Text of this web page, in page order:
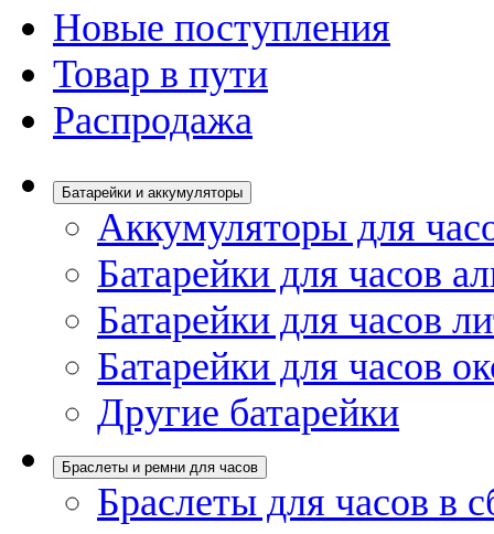
Новые поступления
Товар в пути
Распродажа
Батарейки и аккумуляторы
Аккумуляторы для
Батарейки для часов
Батарейки для часов
Батарейки для часов
Другие батарейки
Браслеты и ремни для часов
Браслеты для часов в